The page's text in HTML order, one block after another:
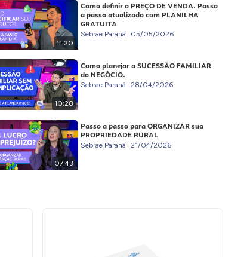
11:20
Como definir o PREÇO DE VENDA. Passo
a passo atualizado com PLANILHA
GRATUITA
Sebrae Paraná 05/05/2026
10:28
Como planejar a SUCESSÃO FAMILIAR
do NEGÓCIO.
Sebrae Paraná 28/04/2026
07:43
Passo a passo para ORGANIZAR sua
PROPRIEDADE RURAL
Sebrae Paraná 21/04/2026